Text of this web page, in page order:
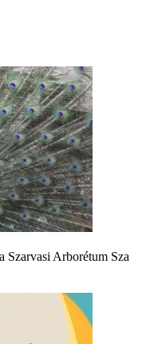
Szarvasi Arborétum Sza